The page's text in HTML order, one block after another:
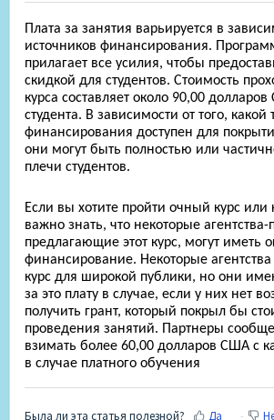
Плата за занятия варьируется в
источников финансирования.
прилагает все усилия, чтобы
скидкой для студентов. Стоимость
курса составляет около 90,00
студента. В зависимости от того, какой
финансирования доступен для
они могут быть полностью или
плечи студентов.
Если вы хотите пройти очный курс или
важно знать, что некоторые агентства-
предлагающие этот курс, могут иметь
финансирование. Некоторые агентства
курс для широкой публики, но они
за это плату в случае, если у них нет
получить грант, который покрыл бы
проведения занятий. Партнеры
взимать более 60,00 долларов США с
в случае платного обучения
Была ли эта статья полезной? Да